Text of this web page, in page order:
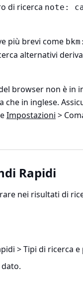
di ricerca note:
più brevi come bkm:
alternativi
browser non è in
che in inglese.
Impostazioni >
Rapidi
nei risultati di
> Tipi di ricerca